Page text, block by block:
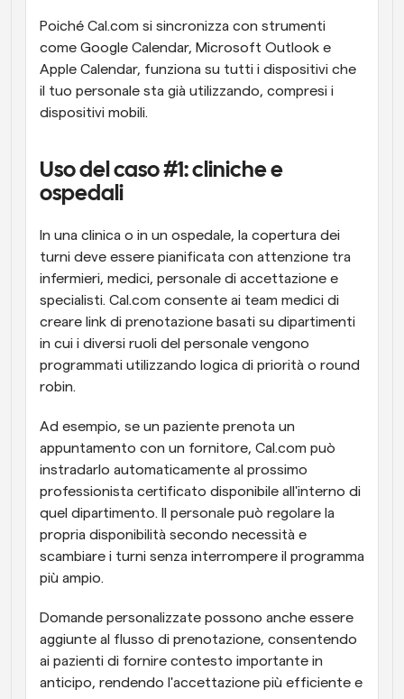
Poiché Cal.com si sincronizza con strumenti
come Google Calendar, Microsoft Outlook e
Apple Calendar, funziona su tutti i dispositivi che
il tuo personale sta già utilizzando, compresi i
dispositivi mobili.
Uso del caso #1: cliniche e
ospedali
In una clinica o in un ospedale, la copertura dei
turni deve essere pianificata con attenzione tra
infermieri, medici, personale di accettazione e
specialisti. Cal.com consente ai team medici di
creare link di prenotazione basati su dipartimenti
in cui i diversi ruoli del personale vengono
programmati utilizzando logica di priorità o round
robin.
Ad esempio, se un paziente prenota un
appuntamento con un fornitore, Cal.com può
instradarlo automaticamente al prossimo
professionista certificato disponibile all'interno di
quel dipartimento. Il personale può regolare la
propria disponibilità secondo necessità e
scambiare i turni senza interrompere il programma
più ampio.
Domande personalizzate possono anche essere
aggiunte al flusso di prenotazione, consentendo
ai pazienti di fornire contesto importante in
anticipo, rendendo l'accettazione più efficiente e